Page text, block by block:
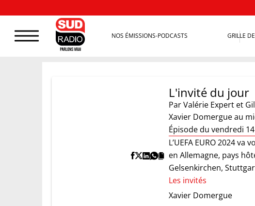
NOS ÉMISSIONS-PODCASTS GRILLE
L'invité du jour
ParValérie Expert et
Xavier Domergue au
Épisode du vendredi
L’UEFA EURO 2024
en Allemagne, pays
Gelsenkirchen,
Les invités
Xavier Domergue